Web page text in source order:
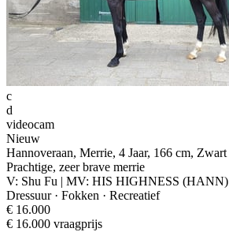
c
d
videocam
Nieuw
Hannoveraan, Merrie, 4 Jaar, 166 cm, Zwart
Prachtige, zeer brave merrie
V: Shu Fu | MV: HIS HIGHNESS (HANN)
Dressuur · Fokken · Recreatief
€ 16.000
€ 16.000 vraagprijs